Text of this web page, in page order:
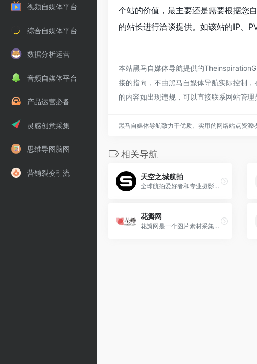
视频自媒体平台
综合自媒体平台
数据分析运营
音频自媒体平台
产品运营必备
灵感创意采集
思维导图脑图
营销裂变引流
个站的价值，最主要还是需要根据您
的站长进行洽谈提供。如该站的IP、
本站黑马自媒体导航提供的
接的指向，不由黑马自媒体导航实际控制
的内容如出现违规，可以直接联系网站管
黑马自媒体导航致力于优质、实用的网络站点资源
相关导航
天空之城航拍
全球航拍爱好者和专业摄影师作的作品社区
花瓣网
花瓣网是一个图片素材采集和...